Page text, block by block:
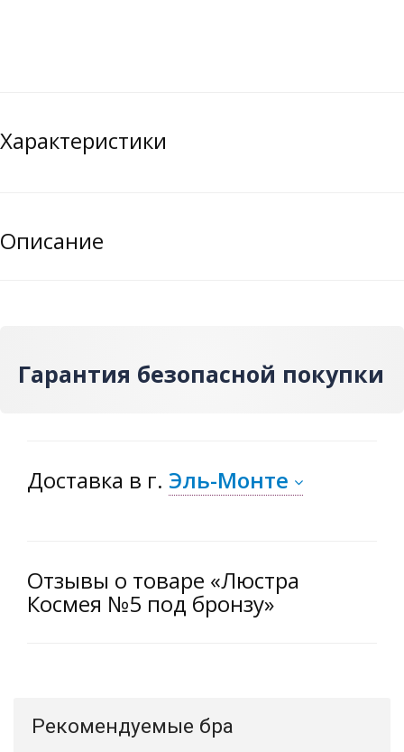
Характеристики
Описание
Гарантия безопасной покупки
Доставка в г. Эль-Монте
Отзывы о товаре «Люстра
Космея №5 под бронзу»
Рекомендуемые бра